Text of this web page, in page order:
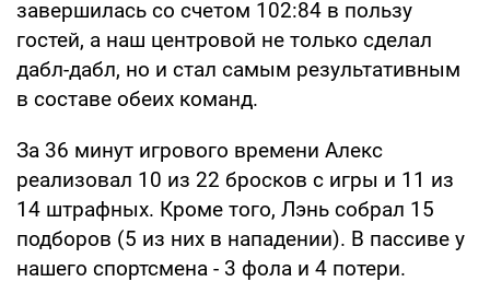
завершилась со счетом 102:84 в пользу
гостей, а наш центровой не только сделал
дабл-дабл, но и стал самым результативным
в составе обеих команд.
За 36 минут игрового времени Алекс
реализовал 10 из 22 бросков с игры и 11 из
14 штрафных. Кроме того, Лэнь собрал 15
подборов (5 из них в нападении). В пассиве у
нашего спортсмена - 3 фола и 4 потери.